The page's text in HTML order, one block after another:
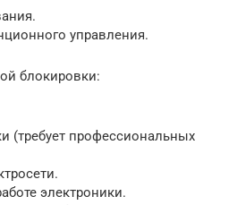
управления.
блокировки:
(требует профессиональных
электроники.